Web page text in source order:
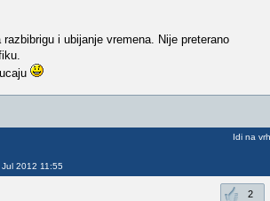
i ubijanje vremena. Nije preterano
2012 11:55
Idi na vrh
2